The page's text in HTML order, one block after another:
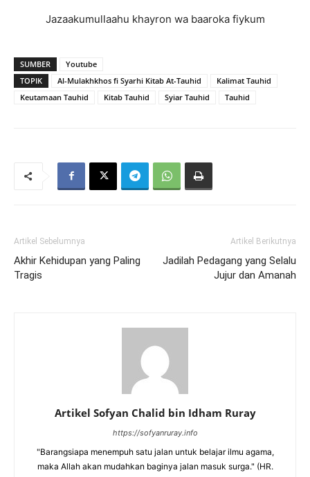
Jazaakumullaahu khayron wa baaroka fiykum
SUMBER
Youtube
TOPIK
Al-Mulakhkhos fi Syarhi Kitab At-Tauhid
Kalimat Tauhid
Keutamaan Tauhid
Kitab Tauhid Syiar Tauhid Tauhid
Artikel Sebelumnya
Akhir Kehidupan yang Paling
Tragis
Artikel Berikutnya
Jadilah Pedagang yang Selalu
Jujur dan Amanah
Artikel Sofyan Chalid bin Idham Ruray
https://sofyanruray.info
"Barangsiapa menempuh satu jalan untuk belajar ilmu agama,
maka Allah akan mudahkan baginya jalan masuk surga." (HR.